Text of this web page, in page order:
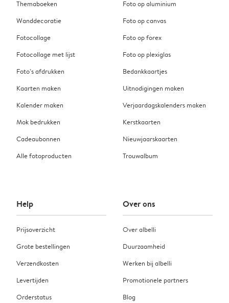
Themaboeken
Wanddecoratie
Fotocollage
Fotocollage met lijst
Foto’s afdrukken
Kaarten maken
Kalender maken
Mok bedrukken
Cadeaubonnen
Alle fotoproducten
Foto op aluminium
Foto op canvas
Foto op forex
Foto op plexiglas
Bedankkaartjes
Uitnodigingen maken
Verjaardagskalenders maken
Kerstkaarten
Nieuwjaarskaarten
Trouwalbum
Help
Prijsoverzicht
Grote bestellingen
Verzendkosten
Levertijden
Orderstatus
Over ons
Over albelli
Duurzaamheid
Werken bij albelli
Promotionele partners
Blog